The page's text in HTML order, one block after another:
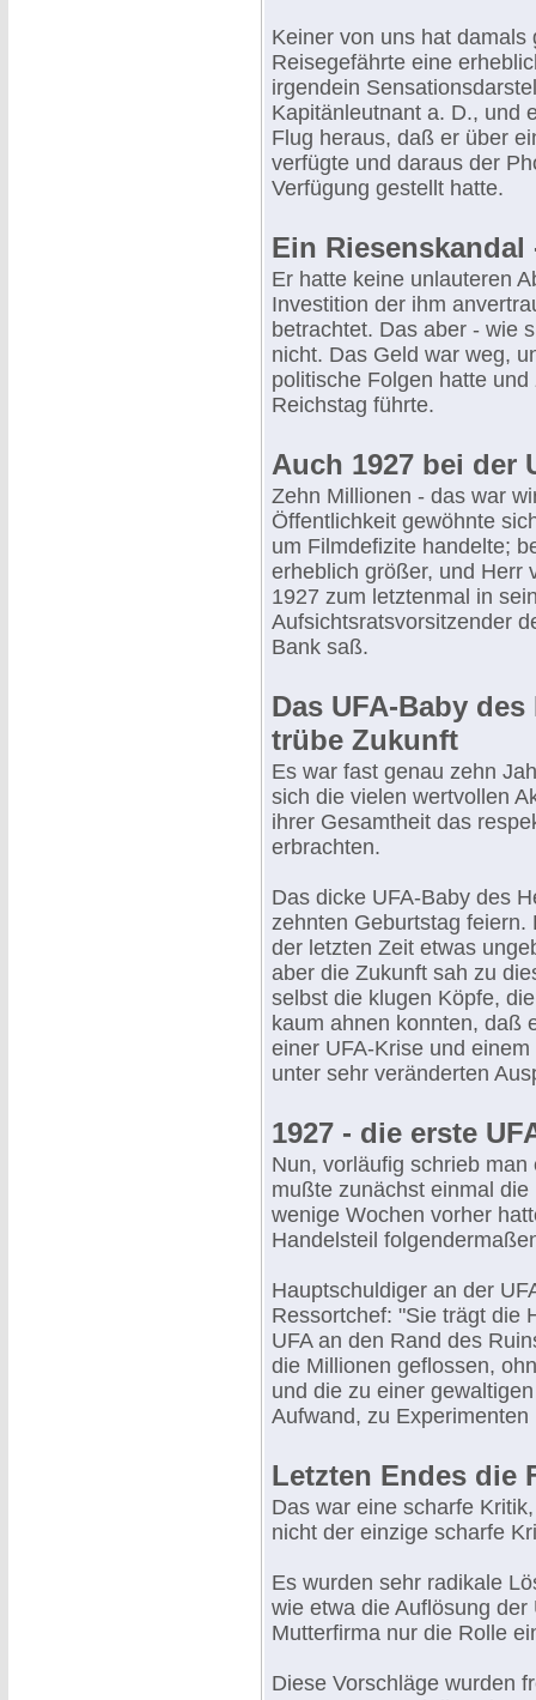
Keiner von uns hat
Reisegefährte eine
irgendein
Kapitänleutnant a. D., und
Flug heraus, daß er über
verfügte und daraus der
Verfügung gestellt hatte.
Ein
Er hatte keine unlauteren
Investition der ihm
betrachtet. Das aber - wie
nicht. Das Geld war weg,
politische Folgen hatte
Reichstag führte.
Auch 1927 bei der
Zehn Millionen - das war
Öffentlichkeit gewöhnte
um Filmdefizite handelte;
erheblich größer, und Herr
1927 zum letztenmal in
Aufsichtsratsvorsitzender
Bank saß.
Das UFA-Baby
trübe Zukunft
Es war fast genau zehn
sich die vielen wertvollen
ihrer Gesamtheit das
erbrachten.
Das dicke UFA-Baby des
zehnten Geburtstag
der letzten Zeit etwas
aber die Zukunft sah zu
selbst die klugen Köpfe,
kaum ahnen konnten, daß
einer UFA-Krise und
unter sehr veränderten
1927 - die erste
Nun, vorläufig schrieb
mußte zunächst einmal
wenige Wochen vorher
Handelsteil
Hauptschuldiger an der
Ressortchef: "Sie trägt die
UFA an den Rand des
die Millionen geflossen,
und die zu einer
Aufwand, zu
Letzten Endes die
Das war eine scharfe
nicht der einzige scharfe
Es wurden sehr radikale
wie etwa die Auflösung
Mutterfirma nur die Rolle
Diese Vorschläge wurden